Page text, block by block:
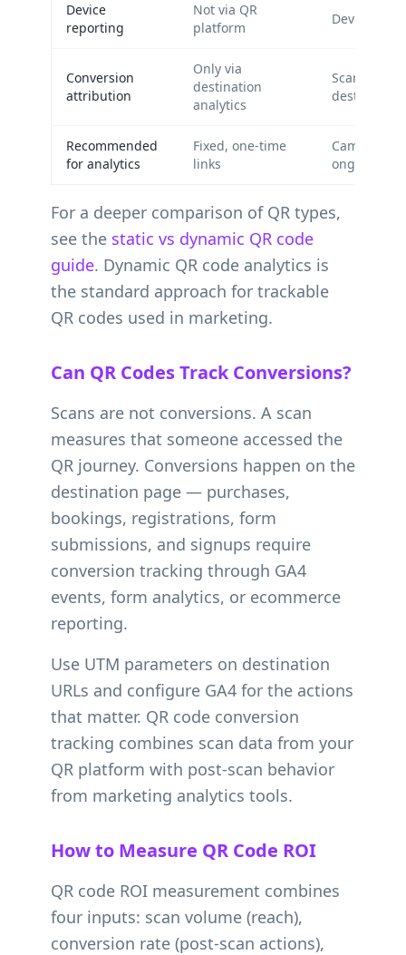
Device
reporting
Not via QR
platform
Device,
Conversion
attribution
Only via
destination
analytics
Scans +
destinations
Recommended
for analytics
Fixed, one-time
links
Campaigns
ongoing
For a deeper comparison of QR types,
see the static vs dynamic QR code
guide. Dynamic QR code analytics is
the standard approach for trackable
QR codes used in marketing.
Can QR Codes Track Conversions?
Scans are not conversions. A scan
measures that someone accessed the
QR journey. Conversions happen on the
destination page — purchases,
bookings, registrations, form
submissions, and signups require
conversion tracking through GA4
events, form analytics, or ecommerce
reporting.
Use UTM parameters on destination
URLs and configure GA4 for the actions
that matter. QR code conversion
tracking combines scan data from your
QR platform with post-scan behavior
from marketing analytics tools.
How to Measure QR Code ROI
QR code ROI measurement combines
four inputs: scan volume (reach),
conversion rate (post-scan actions),